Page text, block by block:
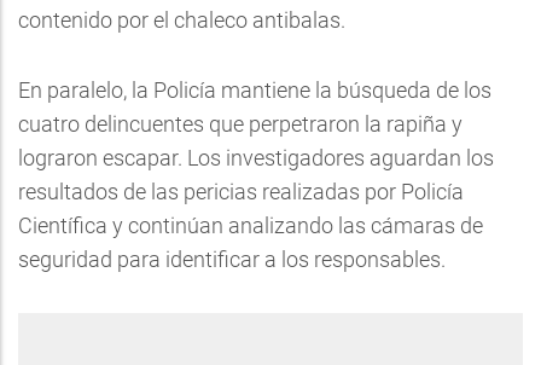
contenido por el chaleco antibalas.
En paralelo, la Policía mantiene la búsqueda de los
cuatro delincuentes que perpetraron la rapiña y
lograron escapar. Los investigadores aguardan los
resultados de las pericias realizadas por Policía
Científica y continúan analizando las cámaras de
seguridad para identificar a los responsables.